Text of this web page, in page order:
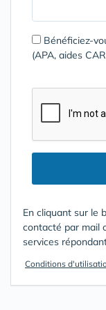
Bénéficiez-
(APA, aides
En cliquant sur le
contacté par mail
services
Conditions